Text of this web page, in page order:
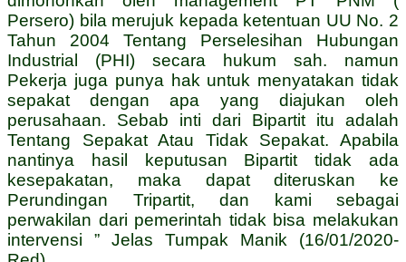
Persero) bila merujuk kepada ketentuan UU No. 2
Tahun 2004 Tentang Perselesihan Hubungan
Industrial (PHI) secara hukum sah. namun
Pekerja juga punya hak untuk menyatakan tidak
sepakat dengan apa yang diajukan oleh
perusahaan. Sebab inti dari Bipartit itu adalah
Tentang Sepakat Atau Tidak Sepakat. Apabila
nantinya hasil keputusan Bipartit tidak ada
kesepakatan, maka dapat diteruskan ke
Perundingan Tripartit, dan kami sebagai
perwakilan dari pemerintah tidak bisa melakukan
intervensi ” Jelas Tumpak Manik (16/01/2020-